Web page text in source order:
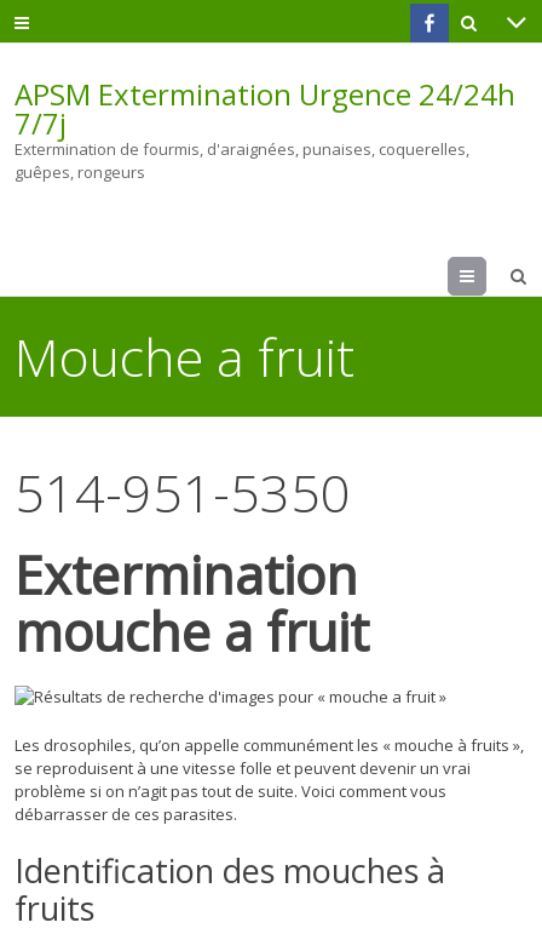
APSM Extermination Urgence 24/24h
7/7j
Extermination de fourmis, d'araignées, punaises, coquerelles,
guêpes, rongeurs
Menu
Mouche a fruit
514-951-5350
Extermination
mouche a fruit
Les drosophiles, qu’on appelle communément les « mouche à fruits »,
se reproduisent à une vitesse folle et peuvent devenir un vrai
problème si on n’agit pas tout de suite. Voici comment vous
débarrasser de ces parasites.
Identification des mouches à
fruits